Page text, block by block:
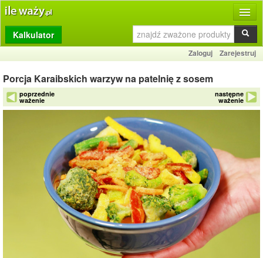
Produkty
Dziennik
Przelicznik
Porównywarka
Słownik
O stronie
Kalkulator
Zaloguj Zarejestruj
Porcja Karaibskich warzyw na patelnię z sosem
poprzednie
ważenie
następne
ważenie